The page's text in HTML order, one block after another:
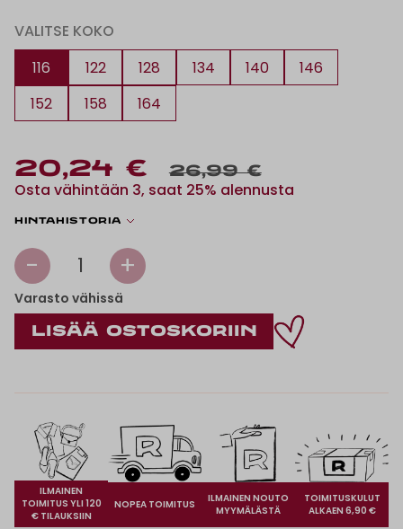
VALITSE KOKO
116
122 128 134 140
146
152
158 164
20,24 € 26,99 €
Osta vähintään 3, saat 25% alennusta
Hintahistoria
- 1 +
Varasto vähissä
ILMAINEN
TOIMITUS YLI 120
€ TILAUKSIIN
NOPEA TOIMITUS
ILMAINEN NOUTO
MYYMÄLÄSTÄ
TOIMITUSKULUT
ALKAEN 6,90 €